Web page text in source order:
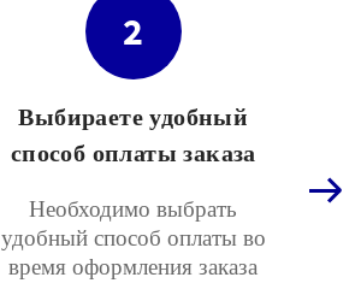
2
Выбираете удобный
способ оплаты заказа
Необходимо выбрать
удобный способ оплаты во
время оформления заказа